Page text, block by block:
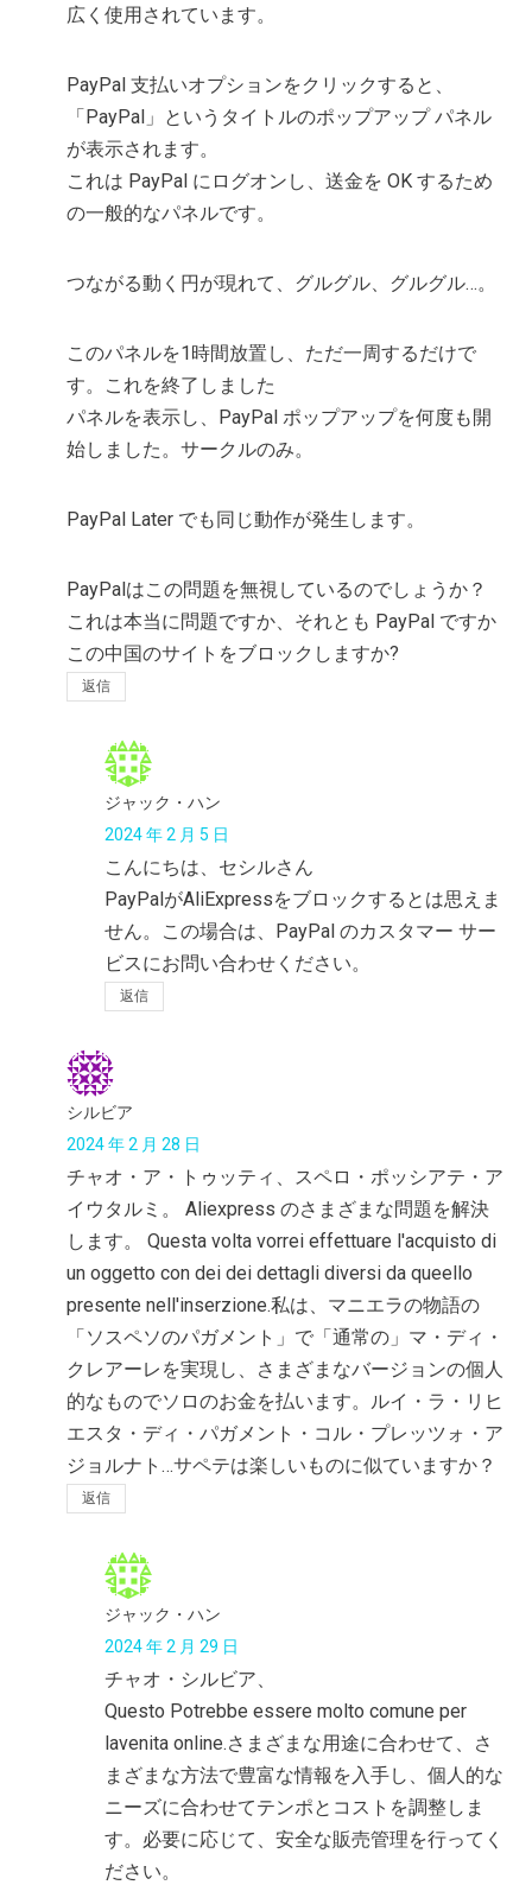
広く使用されています。
PayPal 支払いオプションをクリックすると、
「PayPal」というタイトルのポップアップ パネル
が表示されます。
これは PayPal にログオンし、送金を OK するため
の一般的なパネルです。
つながる動く円が現れて、グルグル、グルグル…。
このパネルを1時間放置し、ただ一周するだけで
す。これを終了しました
パネルを表示し、PayPal ポップアップを何度も開
始しました。サークルのみ。
PayPal Later でも同じ動作が発生します。
PayPalはこの問題を無視しているのでしょうか？
これは本当に問題ですか、それとも PayPal ですか
この中国のサイトをブロックしますか?
返信
ジャック・ハン
2024 年 2 月 5 日
こんにちは、セシルさん
PayPalがAliExpressをブロックするとは思えま
せん。この場合は、PayPal のカスタマー サー
ビスにお問い合わせください。
返信
シルビア
2024 年 2 月 28 日
チャオ・ア・トゥッティ、スペロ・ポッシアテ・ア
イウタルミ。 Aliexpress のさまざまな問題を解決
します。 Questa volta vorrei effettuare l'acquisto di
un oggetto con dei dei dettagli diversi da queello
presente nell'inserzione.私は、マニエラの物語の
「ソスペソのパガメント」で「通常の」マ・ディ・
クレアーレを実現し、さまざまなバージョンの個人
的なものでソロのお金を払います。ルイ・ラ・リヒ
エスタ・ディ・パガメント・コル・プレッツォ・ア
ジョルナト…サペテは楽しいものに似ていますか？
返信
ジャック・ハン
2024 年 2 月 29 日
チャオ・シルビア、
Questo Potrebbe essere molto comune per
lavenita online.さまざまな用途に合わせて、さ
まざまな方法で豊富な情報を入手し、個人的な
ニーズに合わせてテンポとコストを調整しま
す。必要に応じて、安全な販売管理を行ってく
ださい。